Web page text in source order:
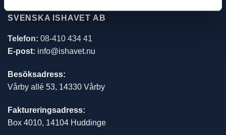
SVENSKA ISHAVET AB
Telefon: 08-410 434 41
E-post: info@ishavet.nu
Besöksadress:
Vårby allé 53, 14330 Vårby
Faktureringsadress:
Box 4010, 14104 Huddinge